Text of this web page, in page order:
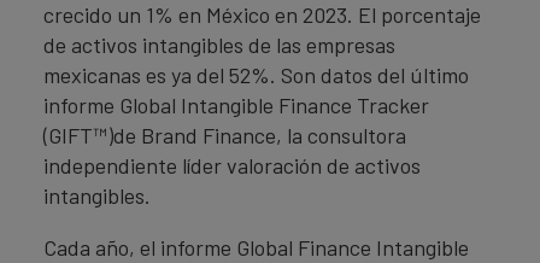
crecido un 1% en México en 2023. El porcentaje
de activos intangibles de las empresas
mexicanas es ya del 52%. Son datos del último
informe Global Intangible Finance Tracker
(GIFT™)de Brand Finance, la consultora
independiente líder valoración de activos
intangibles.
Cada año, el informe Global Finance Intangible